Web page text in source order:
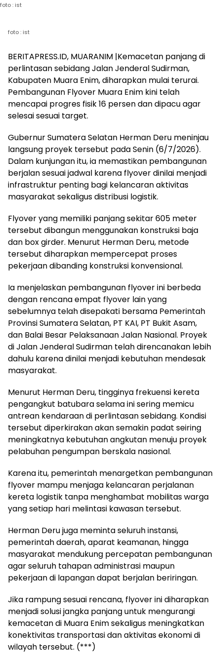
foto : ist
foto : ist
BERITAPRESS.ID, MUARANIM |Kemacetan panjang di
perlintasan sebidang Jalan Jenderal Sudirman,
Kabupaten Muara Enim, diharapkan mulai terurai.
Pembangunan Flyover Muara Enim kini telah
mencapai progres fisik 16 persen dan dipacu agar
selesai sesuai target.
Gubernur Sumatera Selatan Herman Deru meninjau
langsung proyek tersebut pada Senin (6/7/2026).
Dalam kunjungan itu, ia memastikan pembangunan
berjalan sesuai jadwal karena flyover dinilai menjadi
infrastruktur penting bagi kelancaran aktivitas
masyarakat sekaligus distribusi logistik.
Flyover yang memiliki panjang sekitar 605 meter
tersebut dibangun menggunakan konstruksi baja
dan box girder. Menurut Herman Deru, metode
tersebut diharapkan mempercepat proses
pekerjaan dibanding konstruksi konvensional.
Ia menjelaskan pembangunan flyover ini berbeda
dengan rencana empat flyover lain yang
sebelumnya telah disepakati bersama Pemerintah
Provinsi Sumatera Selatan, PT KAI, PT Bukit Asam,
dan Balai Besar Pelaksanaan Jalan Nasional. Proyek
di Jalan Jenderal Sudirman telah direncanakan lebih
dahulu karena dinilai menjadi kebutuhan mendesak
masyarakat.
Menurut Herman Deru, tingginya frekuensi kereta
pengangkut batubara selama ini sering memicu
antrean kendaraan di perlintasan sebidang. Kondisi
tersebut diperkirakan akan semakin padat seiring
meningkatnya kebutuhan angkutan menuju proyek
pelabuhan pengumpan berskala nasional.
Karena itu, pemerintah menargetkan pembangunan
flyover mampu menjaga kelancaran perjalanan
kereta logistik tanpa menghambat mobilitas warga
yang setiap hari melintasi kawasan tersebut.
Herman Deru juga meminta seluruh instansi,
pemerintah daerah, aparat keamanan, hingga
masyarakat mendukung percepatan pembangunan
agar seluruh tahapan administrasi maupun
pekerjaan di lapangan dapat berjalan beriringan.
Jika rampung sesuai rencana, flyover ini diharapkan
menjadi solusi jangka panjang untuk mengurangi
kemacetan di Muara Enim sekaligus meningkatkan
konektivitas transportasi dan aktivitas ekonomi di
wilayah tersebut. (***)